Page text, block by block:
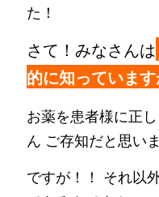
た！
さて！みなさんは
的に知っています
お薬を患者様に正
ん ご存知だと思いま
ですが！！ それ以